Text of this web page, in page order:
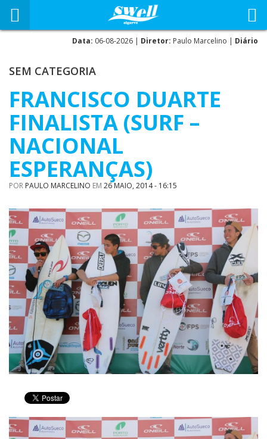
Data: 06-08-2026 | Diretor: Paulo Marcelino | Diário
SEM CATEGORIA
FRANCISCO DUARTE
FINALISTA (SURF –
NACIONAL
ESPERANÇAS)
POR PAULO MARCELINO EM 26 MAIO, 2014 - 16:15